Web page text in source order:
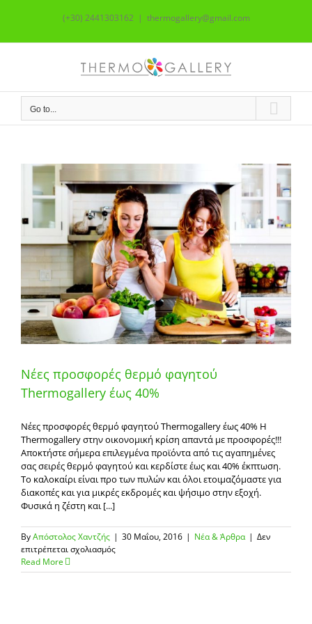
(+30) 2441303162 | thermogallery@gmail.com
Go to...
Νέες προσφορές θερμό φαγητού
Thermogallery έως 40%
Νέες προσφορές θερμό φαγητού Thermogallery έως 40% H
Thermogallery στην οικονομική κρίση απαντά με προσφορές!!!
Αποκτήστε σήμερα επιλεγμένα προϊόντα από τις αγαπημένες
σας σειρές θερμό φαγητού και κερδίστε έως και 40% έκπτωση.
Το καλοκαίρι είναι προ των πυλών και όλοι ετοιμαζόμαστε για
διακοπές και για μικρές εκδρομές και ψήσιμο στην εξοχή.
Φυσικά η ζέστη και [...]
ByΑπόστολος Χαντζής | 30 Μαΐου, 2016 | Νέα & Άρθρα | Δεν
επιτρέπεται σχολιασμόςστο
προσφορές
Read More